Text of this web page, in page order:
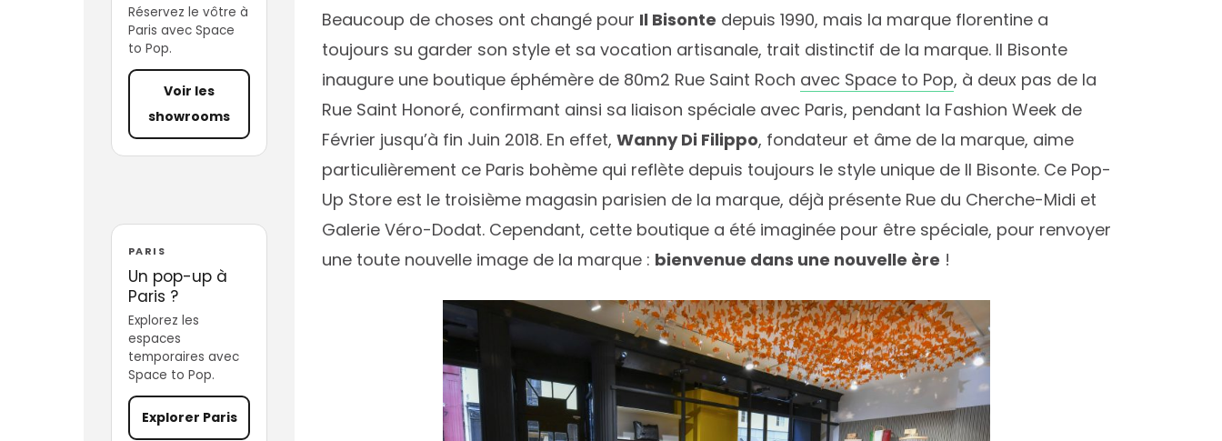
Réservez le vôtre à
Paris avec Space
to Pop.
Voir les
showrooms
PARIS
Un pop-up à
Paris ?
Explorez les
espaces
temporaires avec
Space to Pop.
Explorer Paris
Beaucoup de choses ont changé pour Il Bisonte depuis 1990, mais la marque florentine a
toujours su garder son style et sa vocation artisanale, trait distinctif de la marque. Il Bisonte
inaugure une boutique éphémère de 80m2 Rue Saint Roch avec Space to Pop, à deux pas de la
Rue Saint Honoré, confirmant ainsi sa liaison spéciale avec Paris, pendant la Fashion Week de
Février jusqu’à fin Juin 2018. En effet, Wanny Di Filippo, fondateur et âme de la marque, aime
particulièrement ce Paris bohème qui reflète depuis toujours le style unique de Il Bisonte. Ce Pop-
Up Store est le troisième magasin parisien de la marque, déjà présente Rue du Cherche-Midi et
Galerie Véro-Dodat. Cependant, cette boutique a été imaginée pour être spéciale, pour renvoyer
une toute nouvelle image de la marque : bienvenue dans une nouvelle ère !